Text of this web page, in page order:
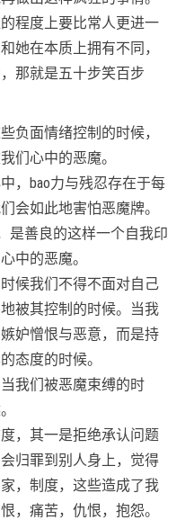
程度上要比常人更进一
她在本质上拥有不同，
那就是五十步笑百步
负面情绪控制的时候，
们心中的恶魔。
，bao力与残忍存在于每
会如此地害怕恶魔牌。
是善良的这样一个自我印
中的恶魔。
候我们不得不面对自己
被其控制的时候。当我
妒憎恨与恶意，而是持
态度的时候。
我们被恶魔束缚的时
，其一是拒绝承认问题
归罪到别人身上，觉得
，制度，这些造成了我
，痛苦，仇恨，抱怨。